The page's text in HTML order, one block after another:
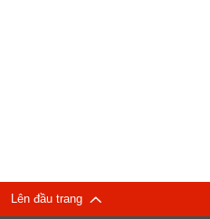
Lên đầu trang